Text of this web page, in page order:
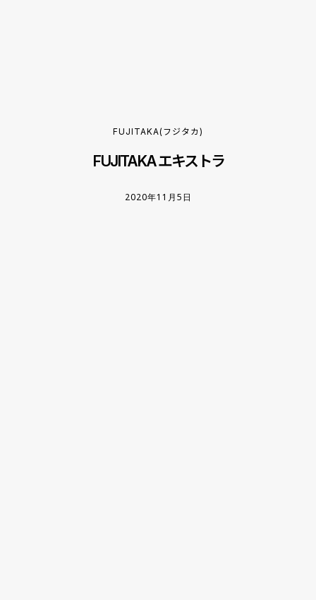
FUJITAKA(フジタカ)
FUJITAKA エキストラ
2020年11月5日